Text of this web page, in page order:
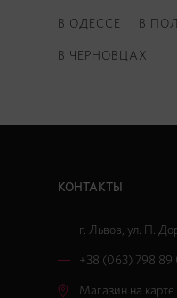
В ОДЕССЕ В
В ЧЕРНОВЦАХ
КОНТАКТЫ
г. Львов, ул. П.
+38 (063) 798 89
Магазин на карте